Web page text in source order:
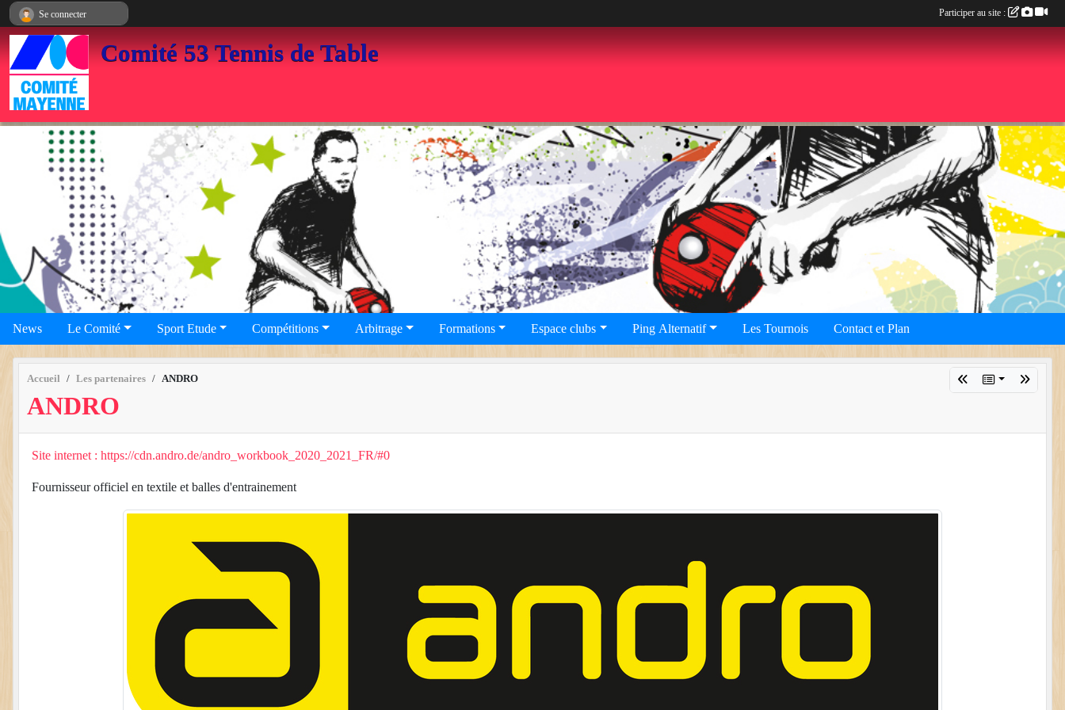
Comité 53 Tennis de Table
News Le Comité Sport Etude Compétitions Arbitrage Formations Espace clubs Ping Alternatif Les Tournois Contact et Plan
Accueil Les partenaires ANDRO
ANDRO
Site internet : https://cdn.andro.de/andro_workbook_2020_2021_FR/#0
Fournisseur officiel en textile et balles d'entrainement
Se connecter Participer au site :
Panneau de gestion des cookies